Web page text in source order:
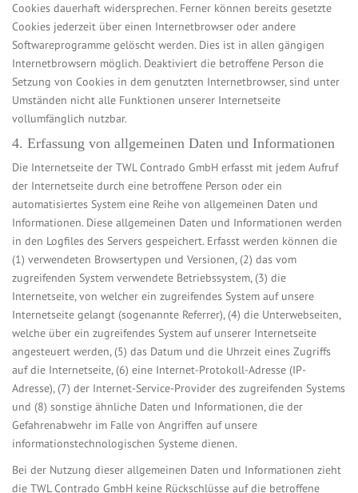
Cookies dauerhaft widersprechen. Ferner können bereits gesetzte
Cookies jederzeit über einen Internetbrowser oder andere
Softwareprogramme gelöscht werden. Dies ist in allen gängigen
Internetbrowsern möglich. Deaktiviert die betroffene Person die
Setzung von Cookies in dem genutzten Internetbrowser, sind unter
Umständen nicht alle Funktionen unserer Internetseite
vollumfänglich nutzbar.
4. Erfassung von allgemeinen Daten und Informationen
Die Internetseite der TWL Contrado GmbH erfasst mit jedem Aufruf
der Internetseite durch eine betroffene Person oder ein
automatisiertes System eine Reihe von allgemeinen Daten und
Informationen. Diese allgemeinen Daten und Informationen werden
in den Logfiles des Servers gespeichert. Erfasst werden können die
(1) verwendeten Browsertypen und Versionen, (2) das vom
zugreifenden System verwendete Betriebssystem, (3) die
Internetseite, von welcher ein zugreifendes System auf unsere
Internetseite gelangt (sogenannte Referrer), (4) die Unterwebseiten,
welche über ein zugreifendes System auf unserer Internetseite
angesteuert werden, (5) das Datum und die Uhrzeit eines Zugriffs
auf die Internetseite, (6) eine Internet-Protokoll-Adresse (IP-
Adresse), (7) der Internet-Service-Provider des zugreifenden Systems
und (8) sonstige ähnliche Daten und Informationen, die der
Gefahrenabwehr im Falle von Angriffen auf unsere
informationstechnologischen Systeme dienen.
Bei der Nutzung dieser allgemeinen Daten und Informationen zieht
die TWL Contrado GmbH keine Rückschlüsse auf die betroffene